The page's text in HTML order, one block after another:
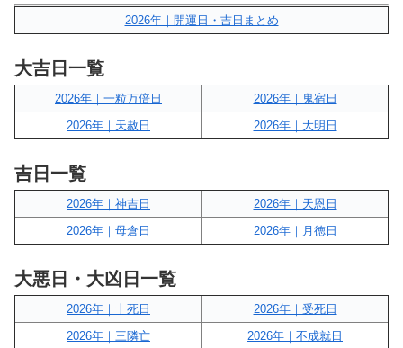
2026年｜開運日・吉日まとめ
大吉日一覧
2026年｜一粒万倍日
2026年｜鬼宿日
2026年｜天赦日
2026年｜大明日
吉日一覧
2026年｜神吉日
2026年｜天恩日
2026年｜母倉日
2026年｜月徳日
大悪日・大凶日一覧
2026年｜十死日
2026年｜受死日
2026年｜三隣亡
2026年｜不成就日